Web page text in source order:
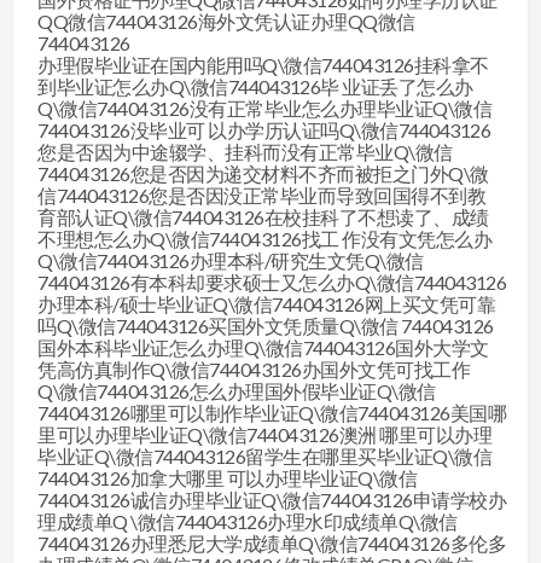
QQ微信744043126海外文凭认证办理QQ微信
744043126
办理假毕业证在国内能用吗Q\微信744043126挂科拿不
到毕业证怎么办Q\微信744043126毕 业证丢了怎么办
Q\微信744043126没有正常毕业怎么办理毕业证Q\微信
744043126没毕业可 以办学历认证吗Q\微信744043126
您是否因为中途辍学、挂科而没有正常毕业Q\微信
744043126您是否因为递交材料不齐而被拒之门外Q\微
信744043126您是否因没正常毕业而导致回国得不到教
育部认证Q\微信744043126在校挂科了不想读了、成绩
不理想怎么办Q\微信744043126找工 作没有文凭怎么办
Q\微信744043126办理本科/研究生文凭Q\微信
744043126有本科却要求硕士又怎么办Q\微信744043126
办理本科/硕士毕业证Q\微信744043126网上买文凭可靠
吗Q\微信744043126买国外文凭质量Q\微信 744043126
国外本科毕业证怎么办理Q\微信744043126国外大学文
凭高仿真制作Q\微信744043126办国外文凭可找工作
Q\微信744043126怎么办理国外假毕业证Q\微信
744043126哪里可以制作毕业证Q\微信744043126美国哪
里可以办理毕业证Q\微信744043126澳洲 哪里可以办理
毕业证Q\微信744043126留学生在哪里买毕业证Q\微信
744043126加拿大哪里 可以办理毕业证Q\微信
744043126诚信办理毕业证Q\微信744043126申请学校办
理成绩单Q \微信744043126办理水印成绩单Q\微信
744043126办理悉尼大学成绩单Q\微信744043126多伦多